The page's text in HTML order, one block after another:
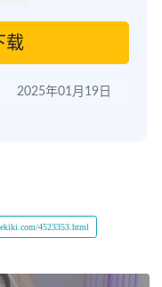
载
2025年01月19日
4523353.html